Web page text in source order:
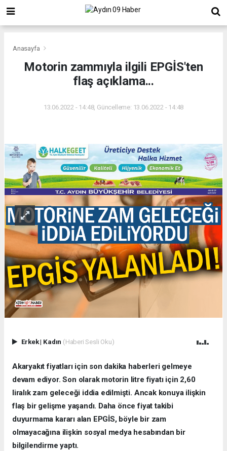
Anasayfa
Motorin zammıyla ilgili EPGİS'ten
flaş açıklama...
13.06.2022 - 14:48, Güncelleme: 13.06.2022 - 14:48
Erkek| Kadın (Haberi Sesli Oku)
Akaryakıt fiyatları için son dakika haberleri gelmeye
devam ediyor. Son olarak motorin litre fiyatı için 2,60
liralık zam geleceği iddia edilmişti. Ancak konuya ilişkin
flaş bir gelişme yaşandı. Daha önce fiyat takibi
duyurmama kararı alan EPGİS, böyle bir zam
olmayacağına ilişkin sosyal medya hesabından bir
bilgilendirme yaptı.